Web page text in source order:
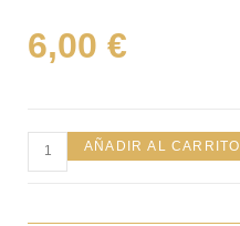
6,00 €
AÑADIR AL CARRITO